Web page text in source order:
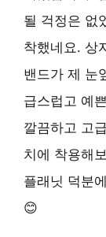
될 걱정은 없
착했네요. 상
밴드가 제 눈
급스럽고 예
깔끔하고 고
치에 착용해
플래닛 덕분
😊